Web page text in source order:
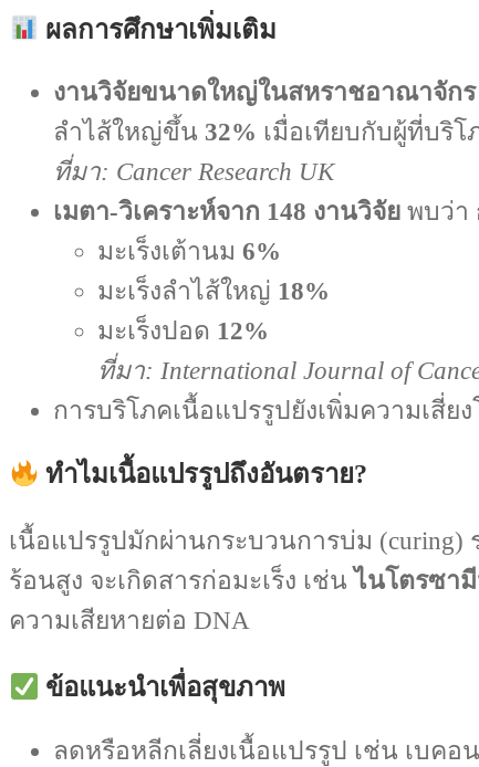
ผลการศึกษาเพิ่มเติม
งานวิจัยขนาดใหญ่ในสหราชอาณาจักร
ลำไส้ใหญ่ขึ้น 32% เมื่อเทียบกับผู้ที่บริโ
ที่มา: Cancer Research UK
เมตา-วิเคราะห์จาก 148 งานวิจัย พบว่า
มะเร็งเต้านม 6%
มะเร็งลำไส้ใหญ่ 18%
มะเร็งปอด 12%
ที่มา: International Journal of
การบริโภคเนื้อแปรรูปยังเพิ่มความเสี่
ทำไมเนื้อแปรรูปถึงอันตราย?
เนื้อแปรรูปมักผ่านกระบวนการบ่ม (curing)
ร้อนสูง จะเกิดสารก่อมะเร็ง เช่น ไนโตรซามี
ความเสียหายต่อ DNA
ข้อแนะนำเพื่อสุขภาพ
ลดหรือหลีกเลี่ยงเนื้อแปรรูป เช่น เบคอ